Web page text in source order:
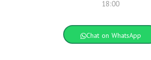
18:00
Chat on WhatsApp